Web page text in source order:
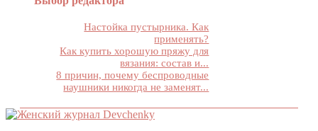
Настойка пустырника. Как
применять?
Как купить хорошую пряжу для
вязания: состав и...
8 причин, почему беспроводные
наушники никогда не заменят...